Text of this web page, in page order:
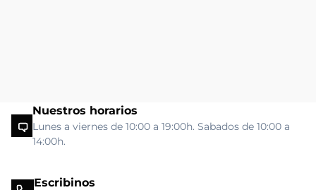
Nuestros horarios
Lunes a viernes de 10:00 a 19:00h. Sabados de 10:00 a
14:00h.
Escribinos